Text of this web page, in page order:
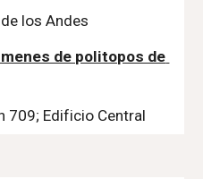
los Andes
de politopos de
709; Edificio Central